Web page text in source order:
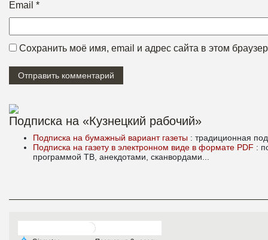
Email *
Сохранить моё имя, email и адрес сайта в этом
Подписка на «Кузнецкий рабочий»
Подписка на бумажный вариант газеты : традиционная
Подписка на газету в электронном виде в формате PDF :
программой ТВ, анекдотами, сканвордами...